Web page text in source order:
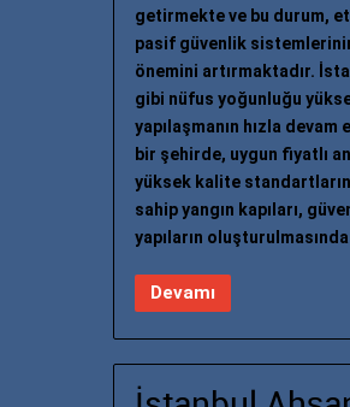
getirmekte ve bu durum,
pasif güvenlik
önemini artırmaktadır.
gibi nüfus yoğunluğu
yapılaşmanın hızla devam
bir şehirde, uygun fiyatlı
yüksek kalite
sahip yangın kapıları,
yapıların
Devamı